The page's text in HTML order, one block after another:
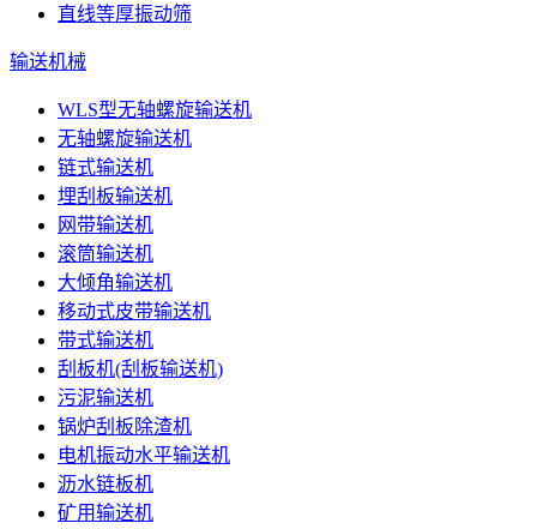
直线等厚振动筛
输送机械
WLS型无轴螺旋输送机
无轴螺旋输送机
链式输送机
埋刮板输送机
网带输送机
滚筒输送机
大倾角输送机
移动式皮带输送机
带式输送机
刮板机(刮板输送机)
污泥输送机
锅炉刮板除渣机
电机振动水平输送机
沥水链板机
矿用输送机